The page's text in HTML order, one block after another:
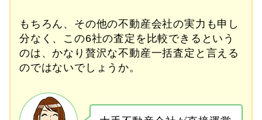
もちろん、その他の不動産会社の実力も申し
分なく、この6社の査定を比較できるという
のは、かなり贅沢な不動産一括査定と言える
のではないでしょうか。